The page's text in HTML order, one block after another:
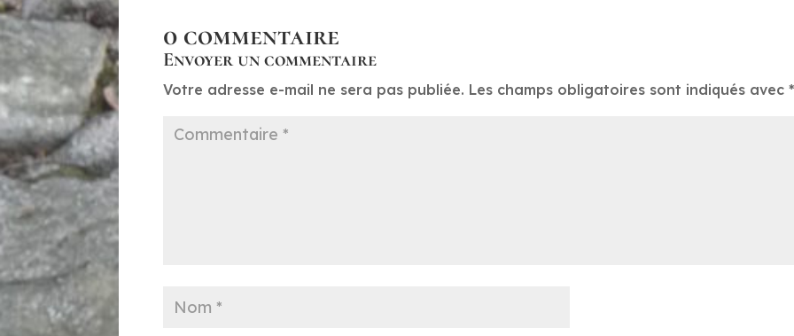
0 commentaire
Envoyer un commentaire
Votre adresse e-mail ne sera pas publiée. Les champs obligatoires sont indiqués avec